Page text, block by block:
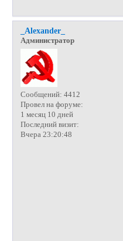
_Alexander_
Администратор
Сообщений: 4412
Провел на форуме:
1 месяц 10 дней
Последний визит:
Вчера 23:20:48